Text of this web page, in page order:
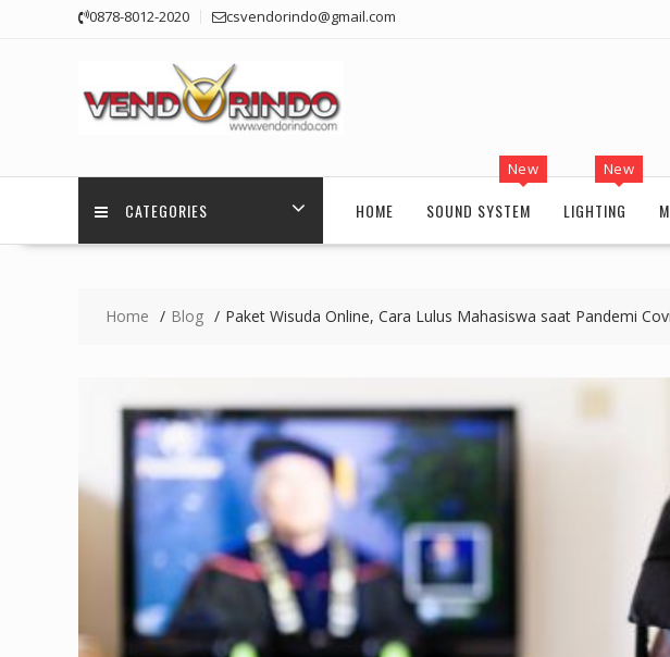
0878-8012-2020 csvendorindo@gmail.com
CATEGORIES HOME SOUND SYSTEM
New
LIGHTING
New
Home Blog Paket Wisuda Online, Cara Lulus Mahasiswa saat Pandemi